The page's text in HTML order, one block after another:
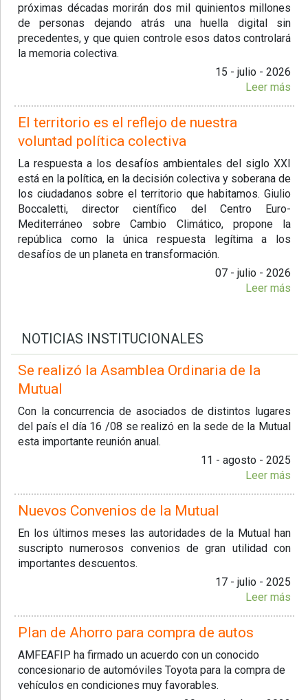
próximas décadas morirán dos mil quinientos millones
de personas dejando atrás una huella digital sin
precedentes, y que quien controle esos datos controlará
la memoria colectiva.
15 - julio - 2026
Leer más
El territorio es el reflejo de nuestra
voluntad política colectiva
La respuesta a los desafíos ambientales del siglo XXI
está en la política, en la decisión colectiva y soberana de
los ciudadanos sobre el territorio que habitamos. Giulio
Boccaletti, director científico del Centro Euro-
Mediterráneo sobre Cambio Climático, propone la
república como la única respuesta legítima a los
desafíos de un planeta en transformación.
07 - julio - 2026
Leer más
NOTICIAS INSTITUCIONALES
Se realizó la Asamblea Ordinaria de la
Mutual
Con la concurrencia de asociados de distintos lugares
del país el día 16 /08 se realizó en la sede de la Mutual
esta importante reunión anual.
11 - agosto - 2025
Leer más
Nuevos Convenios de la Mutual
En los últimos meses las autoridades de la Mutual han
suscripto numerosos convenios de gran utilidad con
importantes descuentos.
17 - julio - 2025
Leer más
Plan de Ahorro para compra de autos
AMFEAFIP ha firmado un acuerdo con un conocido
concesionario de automóviles Toyota para la compra de
vehículos en condiciones muy favorables.